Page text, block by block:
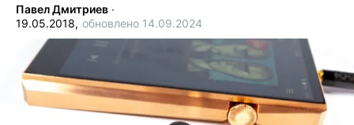
Павел Дмитриев ∙
19.05.2018, обновлено 14.09.2024